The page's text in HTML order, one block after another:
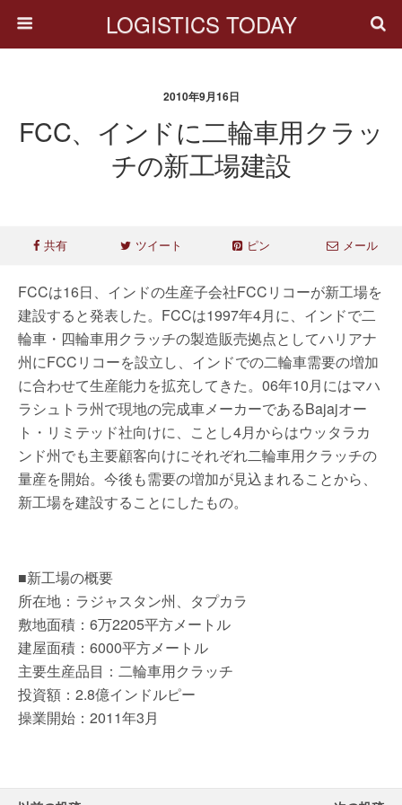
LOGISTICS TODAY
2010年9月16日
FCC、インドに二輪車用クラッ
チの新工場建設
共有 ツイート ピン メール
FCCは16日、インドの生産子会社FCCリコーが新工場を
建設すると発表した。FCCは1997年4月に、インドで二
輪車・四輪車用クラッチの製造販売拠点としてハリアナ
州にFCCリコーを設立し、インドでの二輪車需要の増加
に合わせて生産能力を拡充してきた。06年10月にはマハ
ラシュトラ州で現地の完成車メーカーであるBajajオー
ト・リミテッド社向けに、ことし4月からはウッタラカ
ンド州でも主要顧客向けにそれぞれ二輪車用クラッチの
量産を開始。今後も需要の増加が見込まれることから、
新工場を建設することにしたもの。
■新工場の概要
所在地：ラジャスタン州、タプカラ
敷地面積：6万2205平方メートル
建屋面積：6000平方メートル
主要生産品目：二輪車用クラッチ
投資額：2.8億インドルピー
操業開始：2011年3月